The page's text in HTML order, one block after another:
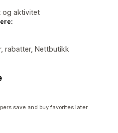
og aktivitet
rabatter, Nettbutikk
save and buy favorites later